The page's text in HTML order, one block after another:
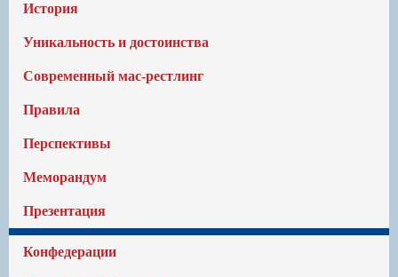
История
Уникальность и достоинства
Современный мас-рестлинг
Правила
Перспективы
Меморандум
Презентация
Конфедерации